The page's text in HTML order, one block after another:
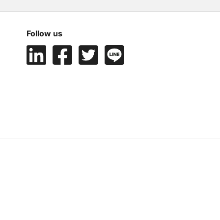
Follow us